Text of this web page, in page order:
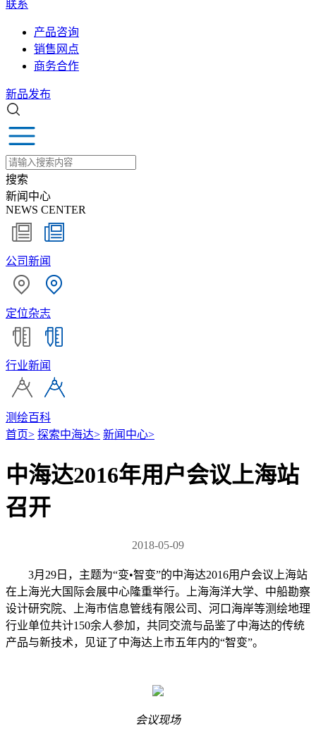
联系
产品咨询
销售网点
商务合作
新品发布
搜索
新闻中心
NEWS CENTER
公司新闻
定位杂志
行业新闻
测绘百科
首页> 探索中海达> 新闻中心>
中海达2016年用户会议上海站
召开
2018-05-09
3月29日，主题为“变•智变”的中海达2016用户会议上海站
在上海光大国际会展中心隆重举行。上海海洋大学、中船勘察
设计研究院、上海市信息管线有限公司、河口海岸等测绘地理
行业单位共计150余人参加，共同交流与品鉴了中海达的传统
产品与新技术，见证了中海达上市五年内的“智变”。
会议现场